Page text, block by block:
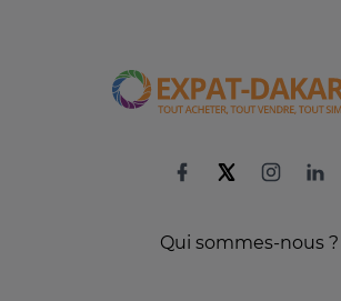
Qui sommes-nous ?